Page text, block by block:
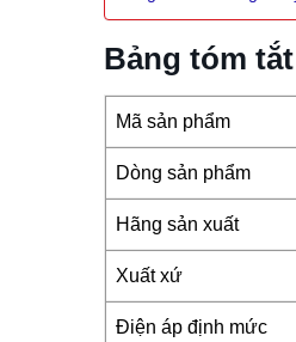
Bảng tóm
Mã sản phẩm
Dòng sản phẩm
Hãng sản xuất
Xuất xứ
Điện áp định mức